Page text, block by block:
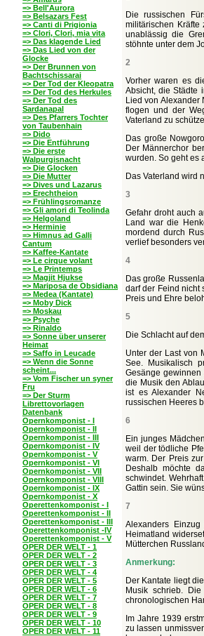
=> Bell'Aurora
=> Belsazars Fest
=> Canti di Prigionia
=> Clori, Clori, mia vita
=> Das klagende Lied
=> Das Lied von der
Glocke
=> Der Brunnen von
Bachtschissarai
=> Der Tod der Kleopatra
=> Der Tod des Herkules
=> Der Tod des
Sardanapal
=> Des Pfarrers Tochter
von Taubenhain
=> Dido
=> Die Entführung
=> Die erste
Walpurgisnacht
=> Die Glocken
=> Die Mutter
=> Dives und Lazarus
=> Erechtheion
=> Frühlingsromanze
=> Gli amori di Teolinda
=> Helgoland
=> Herminie
=> Himnus ad Galli
Cantum
=> Kaffee-Kantate
=> Le cirque volant
=> Le Printemps
=> Magjit Hjukse
=> Mariposa de Obsidiana
=> Medea (Kantate)
=> Moby Dick
=> Moskau
=> Psyche
=> Rinaldo
=> Sonne über unserer
Heimat
=> Saffo in Leucade
=> Wenn die Sonne
scheint...
=> Vom Fischer un syner
Fru
=> Der Sturm
Librettovorlagen
Datenbank
Opernkomponist - I
Opernkomponist - II
Opernkomponist - III
Opernkomponist - IV
Opernkomponist - V
Opernkomponist - VI
Opernkomponist - VII
Opernkomponist - VIII
Opernkomponist - IX
Opernkomponist - X
Operettenkomponist - I
Operettenkomponist - II
Operettenkomponist - III
Operettenkomponist -IV
Operettenkomponist - V
OPER DER WELT - 1
OPER DER WELT - 2
OPER DER WELT - 3
OPER DER WELT - 4
OPER DER WELT - 5
OPER DER WELT - 6
OPER DER WELT - 7
OPER DER WELT - 8
OPER DER WELT - 9
OPER DER WELT - 10
OPER DER WELT - 11
Die russischen
militärischen
unablässig die
stöhnte unter dem
2
Vorher waren es
Absicht, die Städte
Lied von Alexander
flogen und der
Vaterland zu
Das große
Der Männerchor
wurden. So geht es
Das Vaterland wird
3
Gefahr droht auch
Land war die
mordend durch
verlief besonders
4
Das große
darf der Feind nicht
Preis und Ehre
5
Die Schlacht auf
Unter der Last von
See. Musikalisch
Gesänge
die Musik den
ist es Alexander
russischen Heeres
6
Ein junges
weil der tödliche
warm. Der Preis
Deshalb möchte
schwindet.
Gattin sein. Sie
7
Alexanders
Heimatland
Mütterchen
Anmerkung:
Der Kantate liegt
Musik schrieb.
chronologischen
Im Jahre 1939
zu lassen